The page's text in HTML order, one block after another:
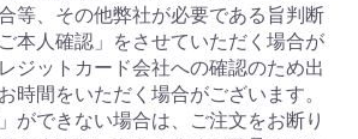
等、その他弊社が必要である旨判断
本人確認」をさせていただく場合が
ジットカード会社への確認のため出
時間をいただく場合がございます。
ができない場合は、ご注文をお断り